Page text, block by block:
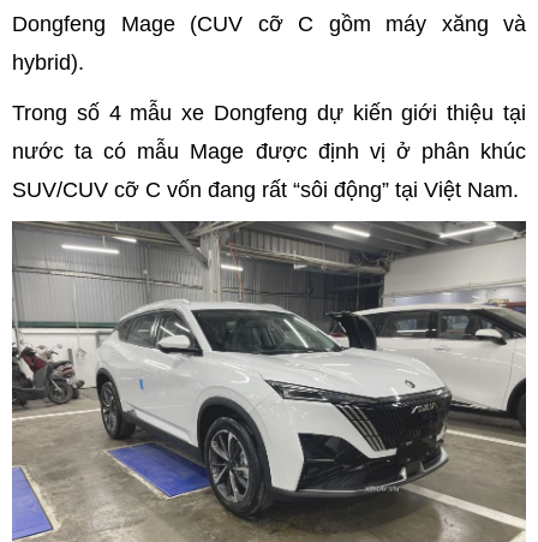
Dongfeng Mage (CUV cỡ C gồm máy xăng và
hybrid).
Trong số 4 mẫu xe Dongfeng dự kiến giới thiệu tại
nước ta có mẫu Mage được định vị ở phân khúc
SUV/CUV cỡ C vốn đang rất “sôi động” tại Việt Nam.